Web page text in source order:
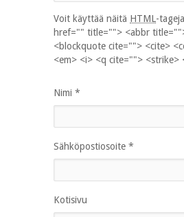
Voit käyttää näitä HTML-
href="" title=""> <abbr
<blockquote cite=""> <cite>
<em> <i> <q cite=""> <strike>
Nimi *
Sähköpostiosoite *
Kotisivu